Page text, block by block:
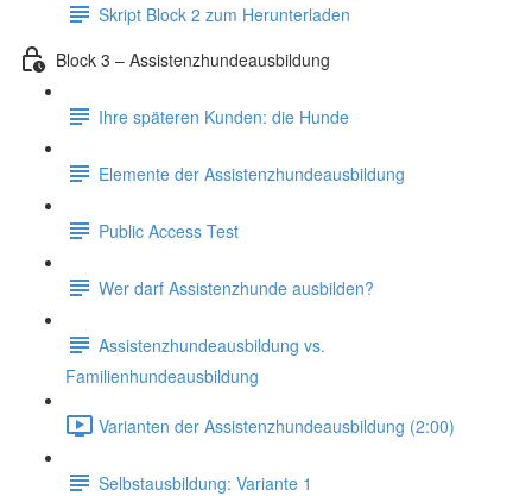
Skript Block 2 zum Herunterladen
Block 3 – Assistenzhundeausbildung
Ihre späteren Kunden: die Hunde
Elemente der Assistenzhundeausbildung
Public Access Test
Wer darf Assistenzhunde ausbilden?
Assistenzhundeausbildung vs.
Familienhundeausbildung
Varianten der Assistenzhundeausbildung (2:00)
Selbstausbildung: Variante 1